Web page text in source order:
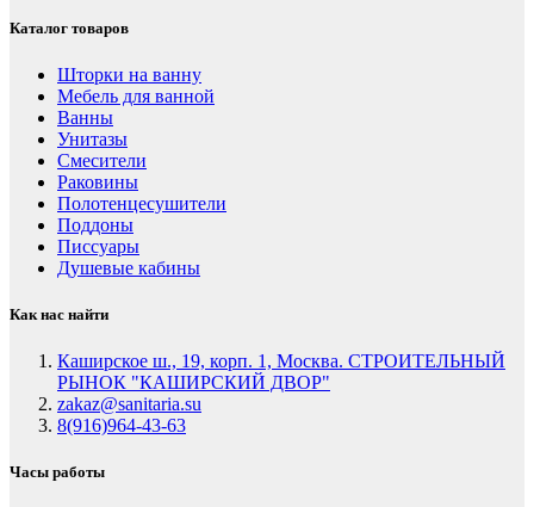
Каталог товаров
Шторки на ванну
Мебель для ванной
Ванны
Унитазы
Смесители
Раковины
Полотенцесушители
Поддоны
Писсуары
Душевые кабины
Как нас найти
Каширское ш., 19, корп. 1, Москва. СТРОИТЕЛЬНЫЙ
РЫНОК "КАШИРСКИЙ ДВОР"
zakaz@sanitaria.su
8(916)964-43-63
Часы работы